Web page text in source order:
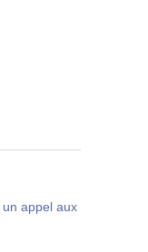
appel aux